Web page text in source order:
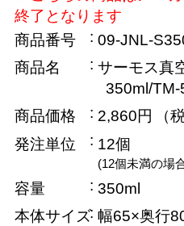
終了となります
商品番号
09-JNL-
商品名
サーモス真
350ml/TM-
商品価格
2,860円
（
発注単位
12個
(12個未満の場
容量
350ml
本体サイズ 幅65×奥行